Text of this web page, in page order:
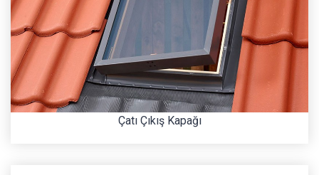
Çatı Çıkış Kapağı